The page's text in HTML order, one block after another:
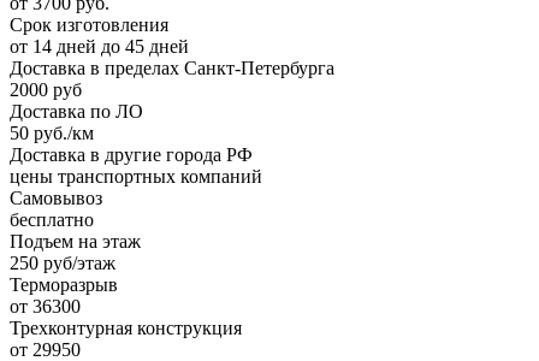
Срок изготовления
от 14 дней до 45 дней
Доставка в пределах Санкт-Петербурга
2000 руб
Доставка по ЛО
50 руб./км
Доставка в другие города РФ
цены транспортных компаний
Самовывоз
бесплатно
Подъем на этаж
250 руб/этаж
Терморазрыв
от 36300
Трехконтурная конструкция
от 29950